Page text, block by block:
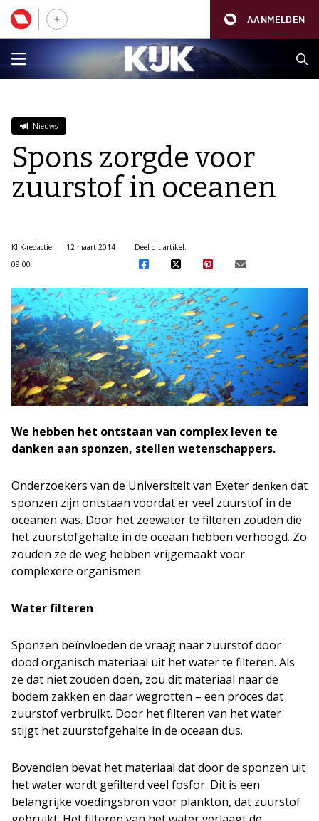
AANMELDEN
Nieuws
Spons zorgde voor
zuurstof in oceanen
KIJK-redactie
12 maart 2014
09:00
Deel dit artikel:
We hebben het ontstaan van complex leven te
danken aan sponzen, stellen wetenschappers.
Onderzoekers van de Universiteit van Exeter denken dat
sponzen zijn ontstaan voordat er veel zuurstof in de
oceanen was. Door het zeewater te filteren zouden die
het zuurstofgehalte in de oceaan hebben verhoogd. Zo
zouden ze de weg hebben vrijgemaakt voor
complexere organismen.
Water filteren
Sponzen beïnvloeden de vraag naar zuurstof door
dood organisch materiaal uit het water te filteren. Als
ze dat niet zouden doen, zou dit materiaal naar de
bodem zakken en daar wegrotten – een proces dat
zuurstof verbruikt. Door het filteren van het water
stijgt het zuurstofgehalte in de oceaan dus.
Bovendien bevat het materiaal dat door de sponzen uit
het water wordt gefilterd veel fosfor. Dit is een
belangrijke voedingsbron voor plankton, dat zuurstof